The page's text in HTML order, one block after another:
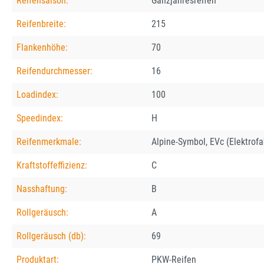
Reifenbreite: 215
Flankenhöhe: 70
Reifendurchmesser: 16
Loadindex: 100
Speedindex: H
Reifenmerkmale: Alpine-Symbol, EVc
Kraftstoffeffizienz: C
Nasshaftung: B
Rollgeräusch: A
Rollgeräusch (db): 69
Produktart: PKW-Reifen